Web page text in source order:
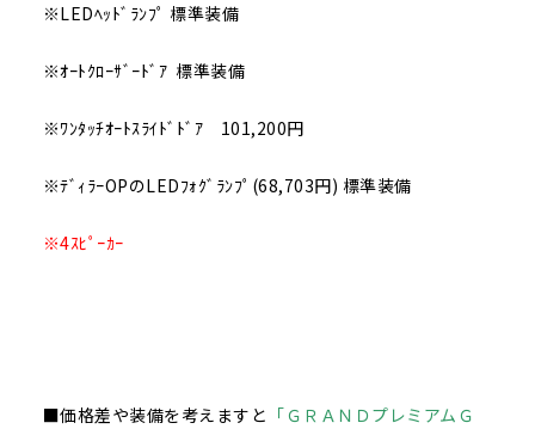
※LEDﾍｯﾄﾞﾗﾝﾌﾟ 標準装備
※ｵｰﾄｸﾛｰｻﾞｰﾄﾞｱ 標準装備
※ﾜﾝﾀｯﾁｵｰﾄｽﾗｲﾄﾞﾄﾞｱ 101,200円
※ﾃﾞｨﾗｰOPのLEDﾌｫｸﾞﾗﾝﾌﾟ(68,703円) 標準装備
※4ｽﾋﾟｰｶｰ
■価格差や装備を考えますと 「ＧＲＡＮＤプレミアムＧ